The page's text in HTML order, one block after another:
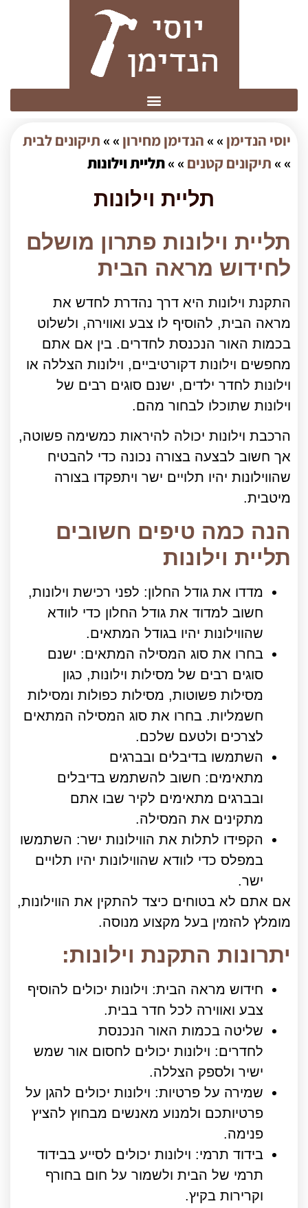
יוסי הנדימן » » הנדימן מחירון » » תיקונים לבית
» » תיקונים קטנים » »תליית וילונות
תליית וילונות
תליית וילונות פתרון מושלם
לחידוש מראה הבית
התקנת וילונות היא דרך נהדרת לחדש את
מראה הבית, להוסיף לו צבע ואווירה, ולשלוט
בכמות האור הנכנסת לחדרים. בין אם אתם
מחפשים וילונות דקורטיביים, וילונות הצללה או
וילונות לחדר ילדים, ישנם סוגים רבים של
וילונות שתוכלו לבחור מהם.
הרכבת וילונות יכולה להיראות כמשימה פשוטה,
אך חשוב לבצעה בצורה נכונה כדי להבטיח
שהווילונות יהיו תלויים ישר ויתפקדו בצורה
מיטבית.
הנה כמה טיפים חשובים
תליית וילונות
מדדו את גודל החלון: לפני רכישת וילונות,
חשוב למדוד את גודל החלון כדי לוודא
שהווילונות יהיו בגודל המתאים.
בחרו את סוג המסילה המתאים: ישנם
סוגים רבים של מסילות וילונות, כגון
מסילות פשוטות, מסילות כפולות ומסילות
חשמליות. בחרו את סוג המסילה המתאים
לצרכים ולטעם שלכם.
השתמשו בדיבלים ובברגים
מתאימים: חשוב להשתמש בדיבלים
ובברגים מתאימים לקיר שבו אתם
מתקינים את המסילה.
הקפידו לתלות את הווילונות ישר: השתמשו
במפלס כדי לוודא שהווילונות יהיו תלויים
ישר.
אם אתם לא בטוחים כיצד להתקין את הווילונות,
מומלץ להזמין בעל מקצוע מנוסה.
יתרונות התקנת וילונות:
חידוש מראה הבית: וילונות יכולים להוסיף
צבע ואווירה לכל חדר בבית.
שליטה בכמות האור הנכנסת
לחדרים: וילונות יכולים לחסום אור שמש
ישיר ולספק הצללה.
שמירה על פרטיות: וילונות יכולים להגן על
פרטיותכם ולמנוע מאנשים מבחוץ להציץ
פנימה.
בידוד תרמי: וילונות יכולים לסייע בבידוד
תרמי של הבית ולשמור על חום בחורף
וקרירות בקיץ.